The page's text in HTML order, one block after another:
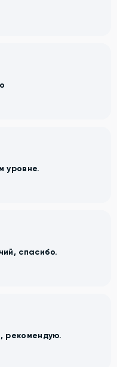
уровне.
спасибо.
рекомендую.